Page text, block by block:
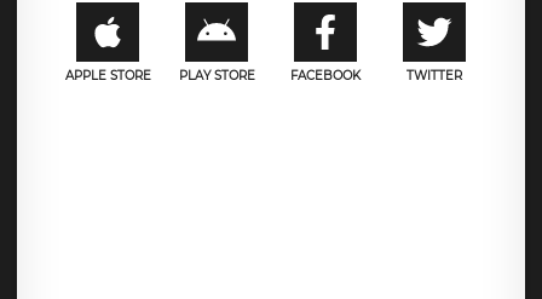
APPLE STORE PLAY STORE FACEBOOK TWITTER